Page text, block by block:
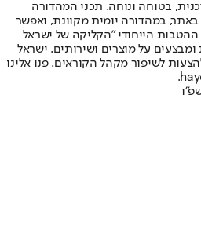
בטוחה ונוחה. תכני המהדורה
במהדורה יומית מקוונת, ואפשר
ההטבות הייחודי "הקליקה של ישראל
על מוצרים ושירותים. ישראל
לשיפור מקהל הקוראים. פנו אלינו